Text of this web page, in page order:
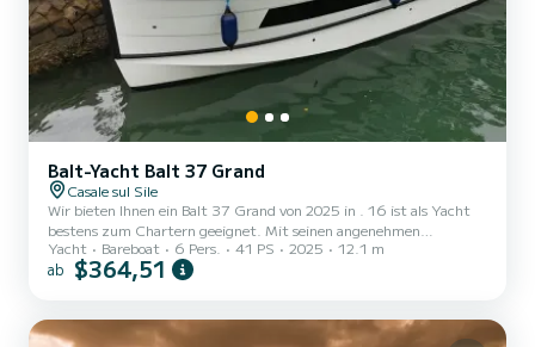
Balt-Yacht Balt 37 Grand
Casale sul Sile
Wir bieten Ihnen ein Balt 37 Grand von 2025 in . 16 ist als Yacht
bestens zum Chartern geeignet. Mit seinen angenehmen
Fahreigenschaften eignet sich dieses Schiff ideal für einen Törn von
einer Woche und mehr. Das Boot verfügt über 2 komfortable
Begleiter für einen unvergesslichen Bootsurlaub in der Umgebung
Yacht Bareboat 6 Pers. 41 PS 2025 12.1 m
ab $364,51